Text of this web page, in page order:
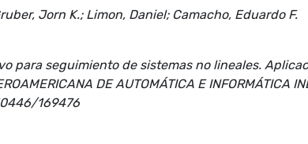
Jorn K.; Limon, Daniel; Camacho, Eduardo F.
para seguimiento de sistemas no lineales.
DE AUTOMÁTICA E INFORMÁTICA
169476